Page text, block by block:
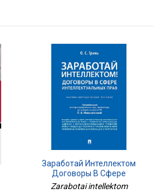
Заработай Интеллектом
Договоры В Сфере
Интеллектуальных
Zarabotai intellektom